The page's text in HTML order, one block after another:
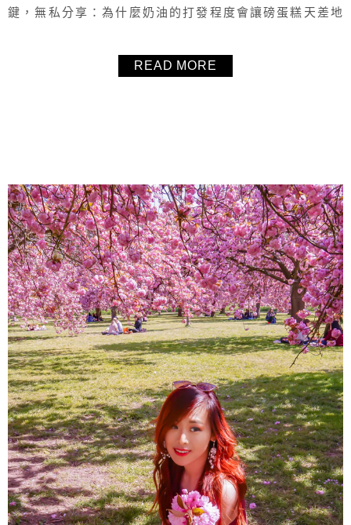
鍵，無私分享：為什麼奶油的打發程度會讓磅蛋糕天差地
高高且膨發完整的磅蛋糕？一起來討論奶油吧！
READ MORE
About